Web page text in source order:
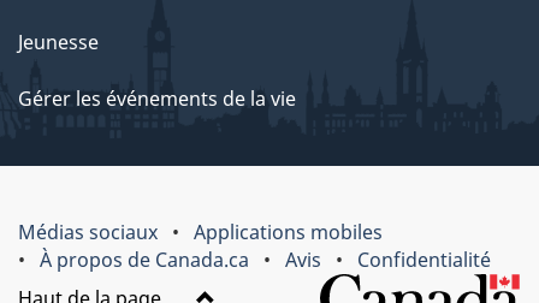
Jeunesse
Gérer les événements de la vie
Médias sociaux
Applications mobiles
À propos de Canada.ca
Avis
Confidentialité